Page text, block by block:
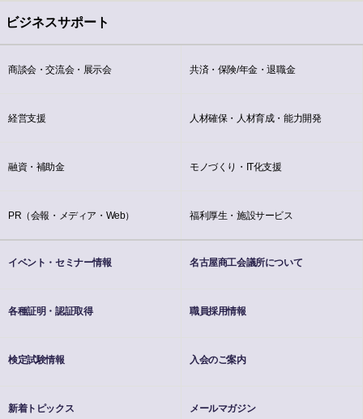
ビジネスサポート
商談会・交流会・展示会
経営支援
融資・補助金
PR（会報・メディア・Web）
共済・保険/年金・退職金
人材確保・人材育成・能力開発
モノづくり・IT化支援
福利厚生・施設サービス
イベント・セミナー情報
各種証明・認証取得
検定試験情報
新着トピックス
名古屋商工会議所について
職員採用情報
入会のご案内
メールマガジン